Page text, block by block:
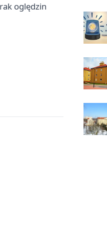
oględzin